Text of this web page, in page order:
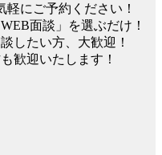
にご予約ください！
面談」を選ぶだけ！
したい方、大歓迎！
歓迎いたします！